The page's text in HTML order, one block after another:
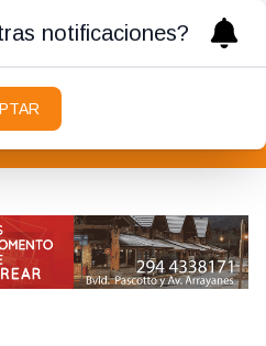
notificaciones?